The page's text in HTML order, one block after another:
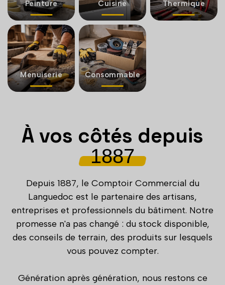
Peinture Cuisine Thermique
Menuiserie Consommable
À vos côtés depuis
1887
Depuis 1887, le Comptoir Commercial du
Languedoc est le partenaire des artisans,
entreprises et professionnels du bâtiment. Notre
promesse n'a pas changé : du stock disponible,
des conseils de terrain, des produits sur lesquels
vous pouvez compter.
Génération après génération, nous restons ce